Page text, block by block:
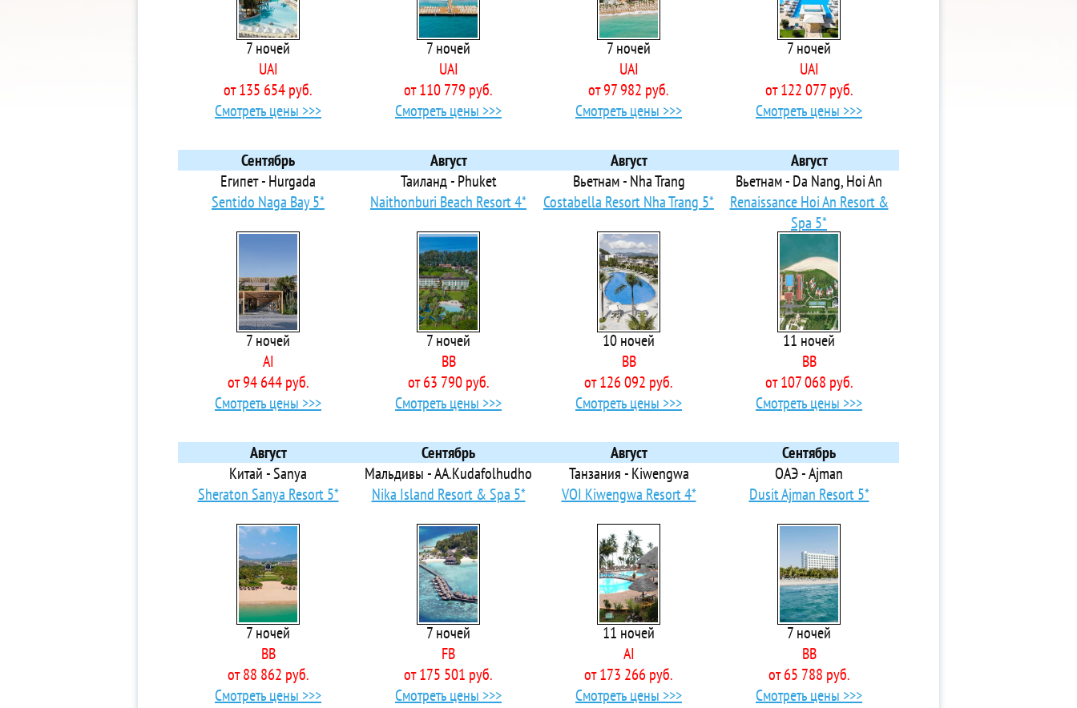
3* Araamu Holidays & Spa
3* AraamView Maldives
4* Arena Beach Hotel
3* Arena Lodge Maldives
4* Ari Grand Hotel & Spa
3* Ari Villa Sea View
3* Ariston Dhangethi Inn
4* Ataraxis Grand and Spa
Villas Athirige Private Villa
5* Atmosphere Kanifushi Maldives
5* Atoll Explorer
5* Avani+ Fares Maldives Resort
3* Aveyla Manta Village
4* Avyanna Gulhi Beach Hotel
5* Ayada Maldives
4* Azuvia Beach Retreat
3* Baani Hotel
5* Baglioni Resort Maldives
4* Bandos Maldives
5* Banyan Tree Vabbinfaru
3* Banyan Villa
5* Barcelo Nasandhura Male
5* Baros Maldives
3* Beach Grand & Spa Premium
3* Beach Home Kelaa
4* Beach Hotel Dhigurah
3* Beach Sunrise Inn
3* Biosphere by Hawks Hotels Kamadhoo Baa Atoll
7 ночей
UAI
от 135 654 руб.
Смотреть цены >>>
7 ночей
UAI
от 110 779 руб.
Смотреть цены >>>
7 ночей
UAI
от 97 982 руб.
Смотреть цены >>>
7 ночей
UAI
от 122 077 руб.
Смотреть цены >>>
Сентябрь
Египет - Hurgada
Sentido Naga Bay 5*
7 ночей
AI
от 94 644 руб.
Смотреть цены >>>
Август
Таиланд - Phuket
Naithonburi Beach Resort 4*
7 ночей
BB
от 63 790 руб.
Смотреть цены >>>
Август
Вьетнам - Nha Trang
Costabella Resort Nha Trang 5*
10 ночей
BB
от 126 092 руб.
Смотреть цены >>>
Август
Вьетнам - Da Nang, Hoi An
Renaissance Hoi An Resort &
Spa 5*
11 ночей
BB
от 107 068 руб.
Смотреть цены >>>
Август
Китай - Sanya
Sheraton Sanya Resort 5*
7 ночей
BB
от 88 862 руб.
Смотреть цены >>>
Сентябрь
Мальдивы - AA.Kudafolhudho
Nika Island Resort & Spa 5*
7 ночей
FB
от 175 501 руб.
Смотреть цены >>>
Август
Танзания - Kiwengwa
VOI Kiwengwa Resort 4*
11 ночей
AI
от 173 266 руб.
Смотреть цены >>>
Сентябрь
ОАЭ - Ajman
Dusit Ajman Resort 5*
7 ночей
BB
от 65 788 руб.
Смотреть цены >>>